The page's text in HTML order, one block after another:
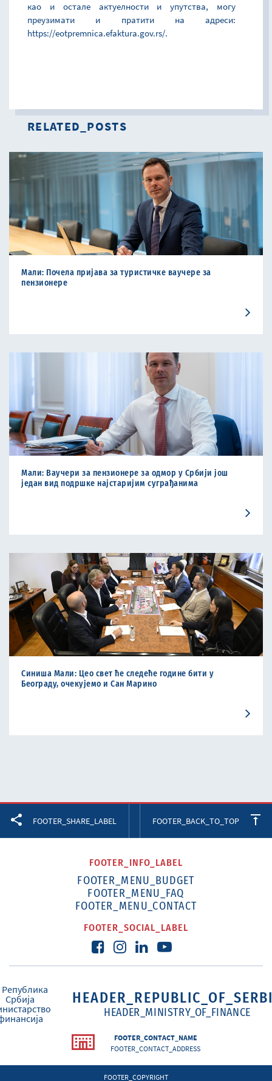
као и остале актуелности и упутства, могу
преузимати и пратити на адреси:
https://eotpremnica.efaktura.gov.rs/.
RELATED_POSTS
Мали: Почела пријава за туристичке ваучере за
пензиoнере
Мали: Ваучери за пензионере за одмор у Србији још
један вид подршке најстаријим суграђанима
Синиша Мали: Цео свет ће следеће године бити у
Београду, очекујемо и Сан Марино
FOOTER_SHARE_LABEL FOOTER_BACK_TO_TOP
FOOTER_INFO_LABEL
FOOTER_MENU_BUDGET
FOOTER_MENU_FAQ
FOOTER_MENU_CONTACT
FOOTER_SOCIAL_LABEL
HEADER_MINISTRY_OF_FINANCE
FOOTER_CONTACT_NAME
FOOTER_CONTACT_ADDRESS
FOOTER_COPYRIGHT